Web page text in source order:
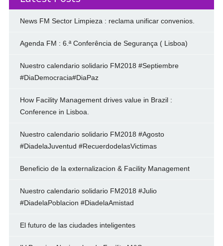
News FM Sector Limpieza : reclama unificar convenios.
Agenda FM : 6.ª Conferência de Segurança ( Lisboa)
Nuestro calendario solidario FM2018 #Septiembre
#DiaDemocracia#DiaPaz
How Facility Management drives value in Brazil :
Conference in Lisboa.
Nuestro calendario solidario FM2018 #Agosto
#DiadelaJuventud #RecuerdodelasVictimas
Beneficio de la externalizacion & Facility Management
Nuestro calendario solidario FM2018 #Julio
#DiadelaPoblacion #DiadelaAmistad
El futuro de las ciudades inteligentes